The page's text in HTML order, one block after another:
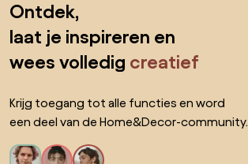
Ontdek,
laat je inspireren en
wees volledig creatief
Krijg toegang tot alle functies en word
een deel van de Home&Decor-community.